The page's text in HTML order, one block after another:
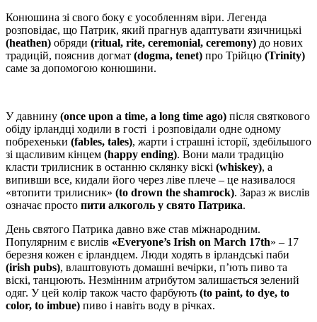
Конюшина зі свого боку є уособленням віри. Легенда
розповідає, що Патрик, який прагнув адаптувати язичницькі
(heathen) обряди (ritual, rite, ceremonial, ceremony) до нових
традицій, пояснив догмат (dogma, tenet) про Трійцю (Trinity)
саме за допомогою конюшини.
У давнину (once upon a time, a long time ago) після святкового
обіду ірландці ходили в гості і розповідали одне одному
побрехеньки (fables, tales), жарти і страшні історії, здебільшого
зі щасливим кінцем (happy ending). Вони мали традицію
класти трилисник в останню склянку віскі (whiskey), а
випивши все, кидали його через ліве плече – це називалося
«втопити трилисник» (to drown the shamrock). Зараз ж вислів
означає просто пити алкоголь у свято Патрика.
День святого Патрика давно вже став міжнародним.
Популярним є вислів «Everyone’s Irish on March 17th» – 17
березня кожен є ірландцем. Люди ходять в ірландські паби
(irish pubs), влаштовують домашні вечірки, п’ють пиво та
віскі, танцюють. Незмінним атрибутом залишається зелений
одяг. У цей колір також часто фарбують (to paint, to dye, to
color, to imbue) пиво і навіть воду в річках.